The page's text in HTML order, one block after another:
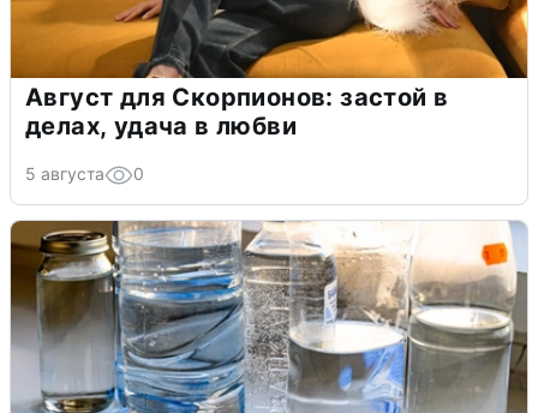
Август для Скорпионов: застой в
делах, удача в любви
5 августа 0